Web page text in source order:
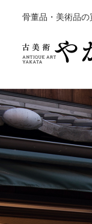
骨董品・美術品の